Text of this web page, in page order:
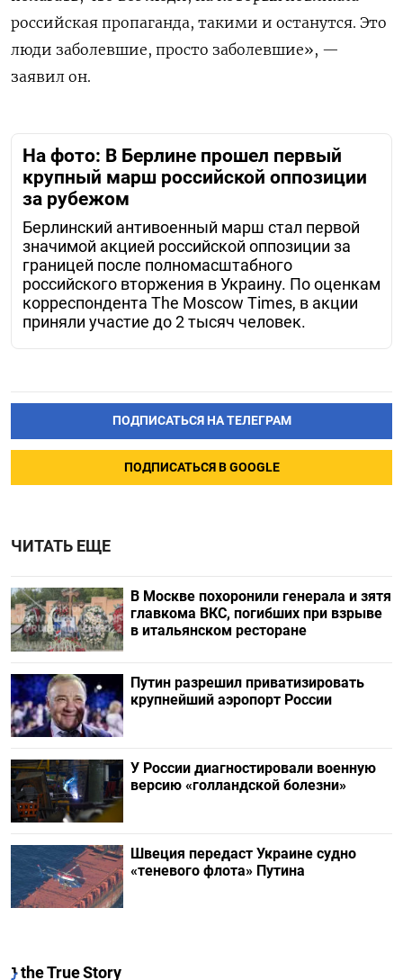
российская пропаганда, такими и останутся. Это
люди заболевшие, просто заболевшие», —
заявил он.
На фото: В Берлине прошел первый
крупный марш российской оппозиции
за рубежом
Берлинский антивоенный марш стал первой
значимой акцией российской оппозиции за
границей после полномасштабного
российского вторжения в Украину. По оценкам
корреспондента The Moscow Times, в акции
приняли участие до 2 тысяч человек.
ПОДПИСАТЬСЯ НА ТЕЛЕГРАМ
ПОДПИСАТЬСЯ В GOOGLE
ЧИТАТЬ ЕЩЕ
В Москве похоронили генерала и зятя
главкома ВКС, погибших при взрыве
в итальянском ресторане
Путин разрешил приватизировать
крупнейший аэропорт России
У России диагностировали военную
версию «голландской болезни»
Швеция передаст Украине судно
«теневого флота» Путина